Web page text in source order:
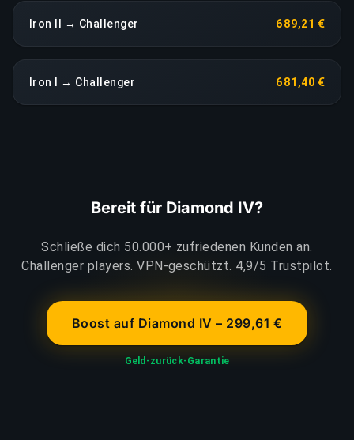
Iron II → Challenger 689,21 €
Iron I → Challenger 681,40 €
Bereit für Diamond IV?
Schließe dich 50.000+ zufriedenen Kunden an.
Challenger players. VPN-geschützt. 4,9/5 Trustpilot.
Boost auf Diamond IV – 299,61 €
Geld-zurück-Garantie